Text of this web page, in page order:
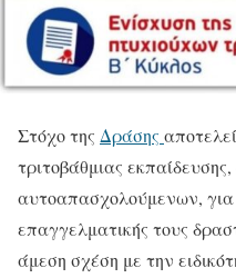
Στόχο της Δράσης
τριτοβάθμιας
αυτοαπασχολούμενων, για
επαγγελματικής τους
άμεση σχέση με την